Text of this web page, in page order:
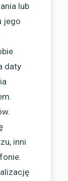
lub
jego
daty
inni